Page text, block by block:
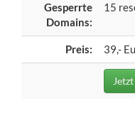
Gesperrte
Domains:
15
Preis: 39,-